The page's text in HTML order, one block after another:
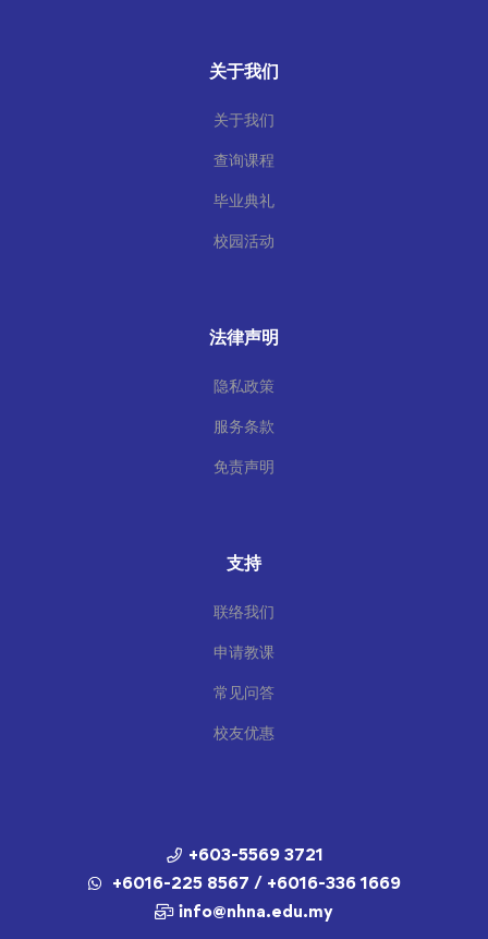
关于我们
关于我们
查询课程
毕业典礼
校园活动
法律声明
隐私政策
服务条款
免责声明
支持
联络我们
申请教课
常见问答
校友优惠
+603-5569 3721
+6016-225 8567 / +6016-336 1669
info@nhna.edu.my